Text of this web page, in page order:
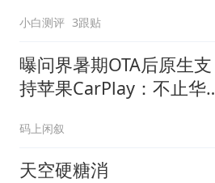
小白测评 3跟贴
曝问界暑期OTA后原生支
持苹果CarPlay：不止华
码上闲叙
天空硬糖消